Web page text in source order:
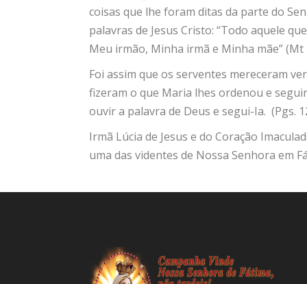
coisas que lhe foram ditas da parte do
palavras de Jesus Cristo: “Todo aquele
Meu irmão, Minha irmã e Minha mãe” (Mt
Foi assim que os serventes mereceram
fizeram o que Maria lhes ordenou e
ouvir a palavra de Deus e segui-Ia. (Pgs.
Irmã Lúcia de Jesus e do Coração
uma das videntes de Nossa Senhora em